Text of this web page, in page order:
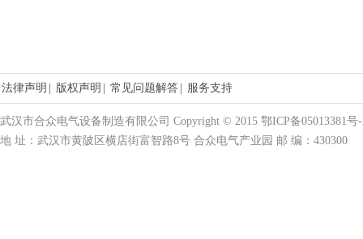
法律声明 版权声明 常见问题解答 服务支持
武汉市合众电气设备制造有限公司 Copyright © 2015 鄂ICP备05013381号
地 址：武汉市黄陂区横店街富智路8号 合众电气产业园 邮 编：430300